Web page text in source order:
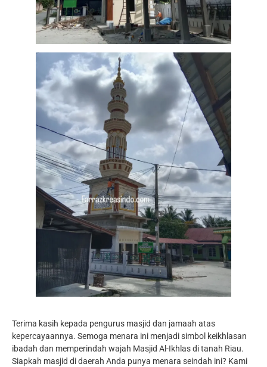
Terima kasih kepada pengurus masjid dan jamaah atas
kepercayaannya. Semoga menara ini menjadi simbol keikhlasan
ibadah dan memperindah wajah Masjid Al-Ikhlas di tanah Riau.
Siapkah masjid di daerah Anda punya menara seindah ini? Kami